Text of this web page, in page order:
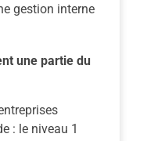
gestion interne
une partie du
: le niveau 1